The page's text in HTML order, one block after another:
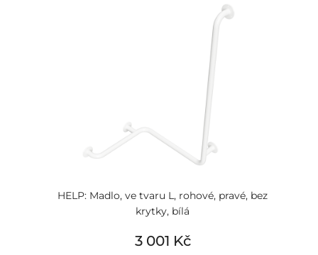
HELP: Madlo, ve tvaru L, rohové, pravé, bez
krytky, bílá
3 001 Kč